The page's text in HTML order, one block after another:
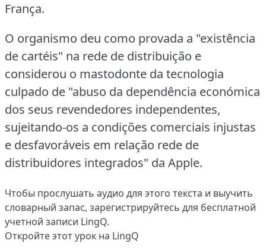
França.
O organismo deu como provada a "existência
de cartéis" na rede de distribuição e
considerou o mastodonte da tecnologia
culpado de "abuso da dependência económica
dos seus revendedores independentes,
sujeitando-os a condições comerciais injustas
e desfavoráveis em relação rede de
distribuidores integrados" da Apple.
Чтобы прослушать аудио для этого текста и выучить
словарный запас, зарегистрируйтесь для бесплатной
учетной записи LingQ.
Откройте этот урок на LingQ